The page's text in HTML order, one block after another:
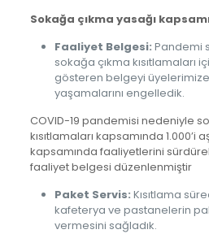
Sokağa çıkma yasağı
Faaliyet Belgesi: Pandemi
sokağa çıkma kısıtlamaları
gösteren belgeyi
yaşamalarını engelledik.
COVID-19 pandemisi nedeniyle
kısıtlamaları kapsamında 1.000’i
kapsamında faaliyetlerini
faaliyet belgesi düzenlenmiştir
Paket Servis: Kısıtlama
kafeterya ve pastanelerin
vermesini sağladık.